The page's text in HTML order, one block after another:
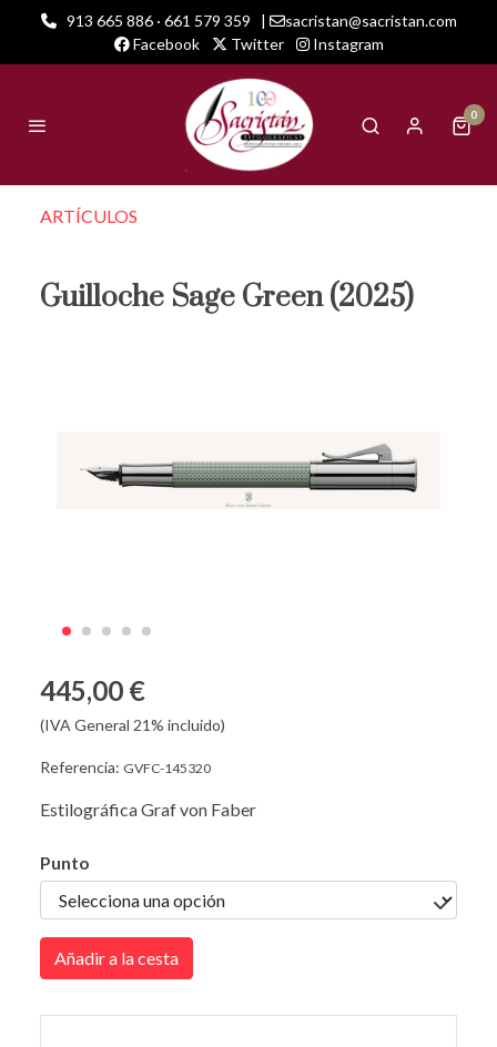
913 665 886 · 661 579 359 |
sacristan@sacristan.com
Facebook
Twitter Instagram
0
ARTÍCULOS
Guilloche Sage Green (2025)
445,00 €
(IVA General 21% incluido)
Referencia: GVFC-145320
Estilográfica Graf von Faber
Punto
Añadir a la cesta